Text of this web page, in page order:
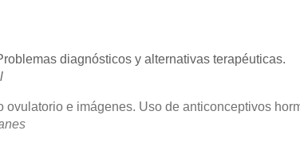
diagnósticos y alternativas terapéuticas.
ovulatorio e imágenes. Uso de anticonceptivos